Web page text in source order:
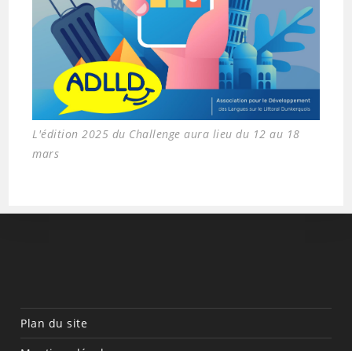
L'édition 2025 du Challenge aura lieu du 12 au 18
mars
Plan du site